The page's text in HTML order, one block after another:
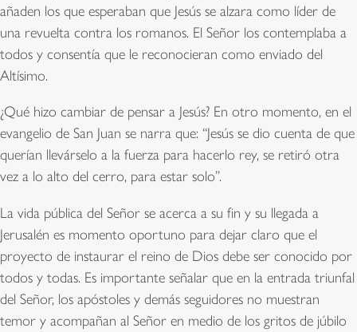
añaden los que esperaban que Jesús se alzara como líder de
una revuelta contra los romanos. El Señor los contemplaba a
todos y consentía que le reconocieran como enviado del
Altísimo.
¿Qué hizo cambiar de pensar a Jesús? En otro momento, en el
evangelio de San Juan se narra que: “Jesús se dio cuenta de que
querían llevárselo a la fuerza para hacerlo rey, se retiró otra
vez a lo alto del cerro, para estar solo”.
La vida pública del Señor se acerca a su fin y su llegada a
Jerusalén es momento oportuno para dejar claro que el
proyecto de instaurar el reino de Dios debe ser conocido por
todos y todas. Es importante señalar que en la entrada triunfal
del Señor, los apóstoles y demás seguidores no muestran
temor y acompañan al Señor en medio de los gritos de júbilo